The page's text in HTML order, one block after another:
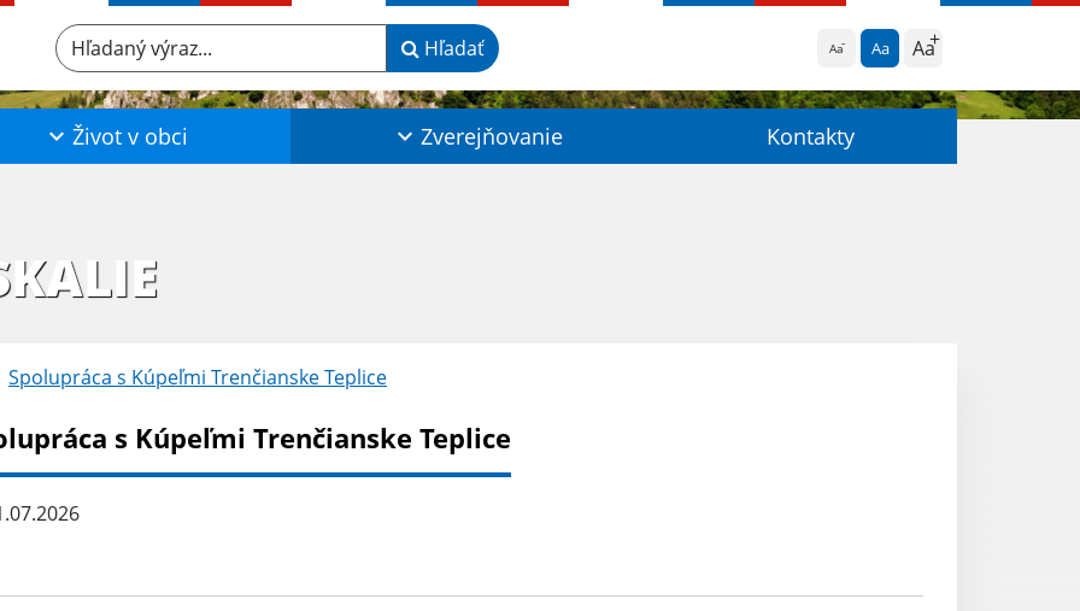
Aa Aa Aa
Hľadaný výraz... Hľadať
Život v obci Zverejňovanie Kontakty
Spolupráca s Kúpeľmi Trenčianske Teplice
s Kúpeľmi Trenčianske Teplice